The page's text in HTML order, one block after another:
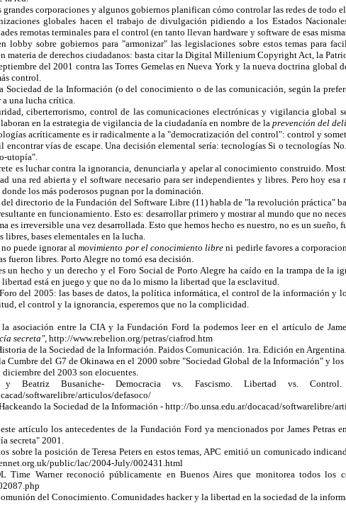
grandes corporaciones y algunos gobiernos planifican cómo controlar las redes de todo
globales hacen el trabajo de divulgación pidiendo a los Estados
remotas terminales para el control (en tanto llevan hardware y software de esas
lobby sobre gobiernos para "armonizar" las legislaciones sobre estos temas para
materia de derechos ciudadanos: basta citar la Digital Millenium Copyright Act, la
del 2001 contra las Torres Gemelas en Nueva York y la nueva doctrina
control.
Sociedad de la Información (o del conocimiento o de las comunicación, según la
a una lucha crítica.
ciberterrorismo, control de las comunicaciones electrónicas y vigilancia
en la estrategia de vigilancia de la ciudadanía en nombre de la prevención del
acríticamente es ir radicalmente a la "democratización del control": control y
encontrar vías de escape. Una decisión elemental sería: tecnologías Si o tecnologías
utopía".
es luchar contra la ignorancia, denunciarla y apelar al conocimiento construido.
una red abierta y el software necesario para ser independientes y libres. Pero hoy
los más poderosos pugnan por la dominación.
directorio de la Fundación del Software Libre (11) habla de "la revolución práctica"
en funcionamiento. Esto es: desarrollar primero y mostrar al mundo que no
es irreversible una vez desarrollada. Esto que hemos hecho es nuestro, no es un
libres, bases elementales en la lucha.
puede ignorar almovimiento por el conocimiento libre ni pedirle favores a
fueron libres. Porto Alegre no tomó esa decisión.
un hecho y un derecho y el Foro Social de Porto Alegre ha caído en la trampa de la
libertad está en juego y que no da lo mismo la libertad que la esclavitud.
del 2005: las bases de datos, la política informática, el control de la información y
el control y la ignorancia, esperemos que no la complicidad.
asociación entre la CIA y la Fundación Ford la podemos leer en el artículo de
secreta", http://www.rebelion.org/petras/ciafrod.htm
de la Sociedad de la Información. Paidos Comunicación. 1ra. Edición en
Cumbre del G7 de Okinawa en el 2000 sobre "Sociedad Global de la Información" y
diciembre del 2003 son elocuentes.
Beatriz Busaniche- Democracia vs. Fascismo. Libertad vs.
softwarelibre/articulos/defasoco/
la Sociedad de la Información - http://bo.unsa.edu.ar/docacad/softwarelibre/
artículo los antecedentes de la Fundación Ford ya mencionados por James
secreta" 2001.
sobre la posición de Teresa Peters en estos temas, APC emitió un comunicado
public/lac/2004-July/002431.html
Time Warner reconoció públicamente en Buenos Aires que monitorea todos los
del Conocimiento. Comunidades hacker y la libertad en la sociedad de la